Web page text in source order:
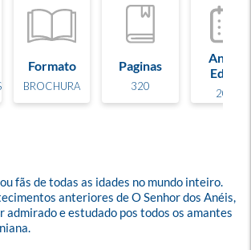
Formato
BROCHURA
Paginas
320
Ano de
Edição
2019
fãs de todas as idades no mundo inteiro.
anteriores de O Senhor dos Anéis,
admirado e estudado pos todos os amantes